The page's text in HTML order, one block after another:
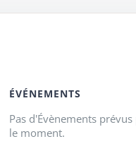
ÉVÉNEMENTS
Pas d'Évènements
le moment.